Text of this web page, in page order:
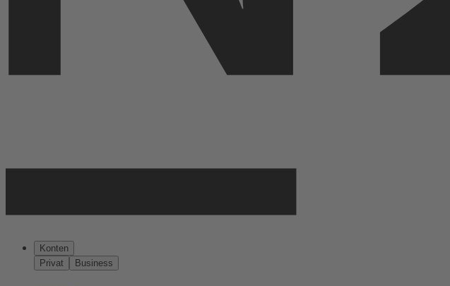
Konten
Privat
Business